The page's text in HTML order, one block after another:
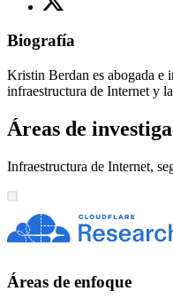
Biografía
Kristin Berdan es abogada e
infraestructura de Internet y
Áreas de
Infraestructura de Internet,
Áreas de enfoque